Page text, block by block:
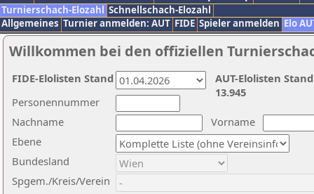
Turnierschach-Elozahl Schnellschach-Elozahl
Allgemeines Turnier anmelden: AUT FIDE Spieler anmelden Elo
Willkommen bei den offiziellen
Nachname
Vorname
Ebene
Personennummer
Bundesland
Spgem./Kreis/Verein
AUT-Elolisten
13.945
FIDE-Elolisten Stand